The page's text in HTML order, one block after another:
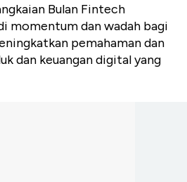
Bulan Fintech
momentum dan wadah bagi
pemahaman dan
dan keuangan digital yang